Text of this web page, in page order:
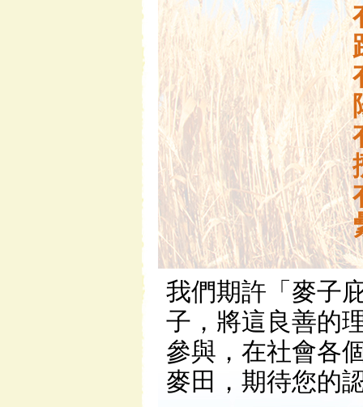
我們期許「麥子
子，將這良善的
參與，在社會各
麥田，期待您的